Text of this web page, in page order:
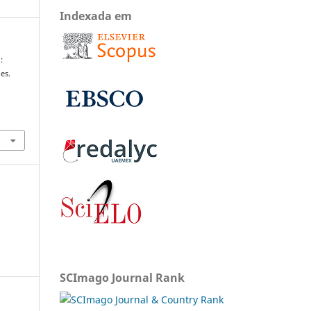
Indexada em
SCImago Journal Rank